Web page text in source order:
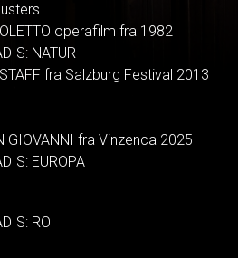
operafilm fra 1982
NATUR
fra Salzburg Festival 2013
GIOVANNI fra Vinzenca 2025
EUROPA
RO